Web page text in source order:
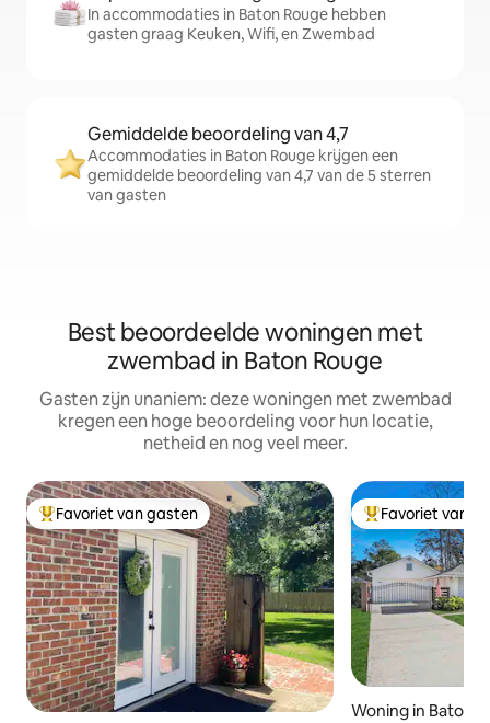
In accommodaties in Baton Rouge hebben
gasten graag Keuken, Wifi, en Zwembad
Gemiddelde beoordeling van 4,7
Accommodaties in Baton Rouge krijgen een
gemiddelde beoordeling van 4,7 van de 5 sterren
van gasten
Best beoordeelde woningen met
zwembad in Baton Rouge
Gasten zijn unaniem: deze woningen met zwembad
kregen een hoge beoordeling voor hun locatie,
netheid en nog veel meer.
Topfavoriet van gasten
Favoriet van gasten Topfavoriet van
Favoriet van
Woning in Baton